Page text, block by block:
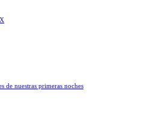
de nuestras primeras noches